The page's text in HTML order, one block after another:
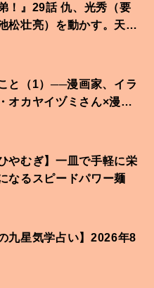
！』29話 仇、光秀（要
松壮亮）を動かす。天下
と（1）──漫画家、イラ
オカヤイヅミさん×漫画
やむぎ】一皿で手軽に栄
なるスピードパワー麺
九星気学占い】2026年8